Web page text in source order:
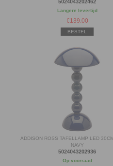
5024043202462
Langere levertijd
€139.00
BESTEL
ADDISON ROSS TAFELLAMP LED
NAVY
5024043202936
Op voorraad